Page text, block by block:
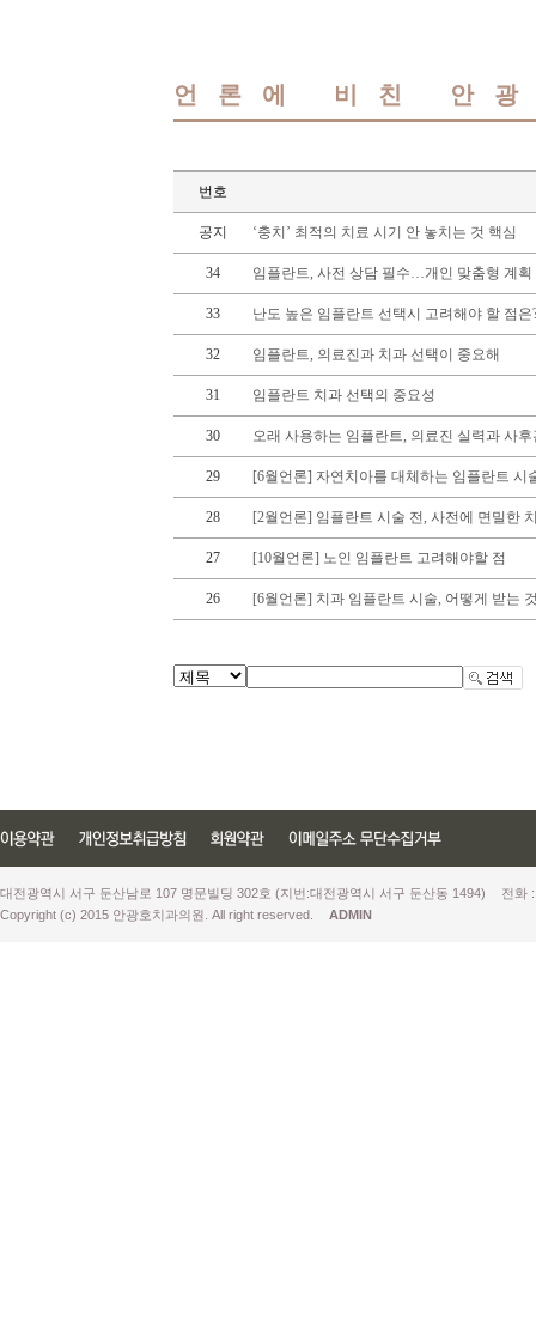
언론에 비친 안
번호
공지 ‘충치’ 최적의 치료 시기 안 놓치는 것 핵심
34 임플란트, 사전 상담 필수…개인 맞춤형 계획
33 난도 높은 임플란트 선택시 고려해야 할 점은
32 임플란트, 의료진과 치과 선택이 중요해
31 임플란트 치과 선택의 중요성
30 오래 사용하는 임플란트, 의료진 실력과 사
29 [6월언론] 자연치아를 대체하는 임플란트 시
28 [2월언론] 임플란트 시술 전, 사전에 면밀한
27 [10월언론] 노인 임플란트 고려해야할 점
26 [6월언론] 치과 임플란트 시술, 어떻게 받는
대전광역시 서구 둔산남로 107 명문빌딩 302호 (지번:대전광역시 서구 둔산동 1494)
전화
Copyright (c) 2015 안광호치과의원. All right reserved.
ADMIN